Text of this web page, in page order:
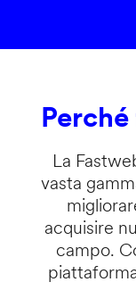
La
vasta
acquisire
campo.